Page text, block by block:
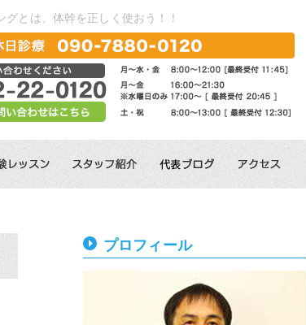
とは、体幹を正しく使おう！！
プロフィール